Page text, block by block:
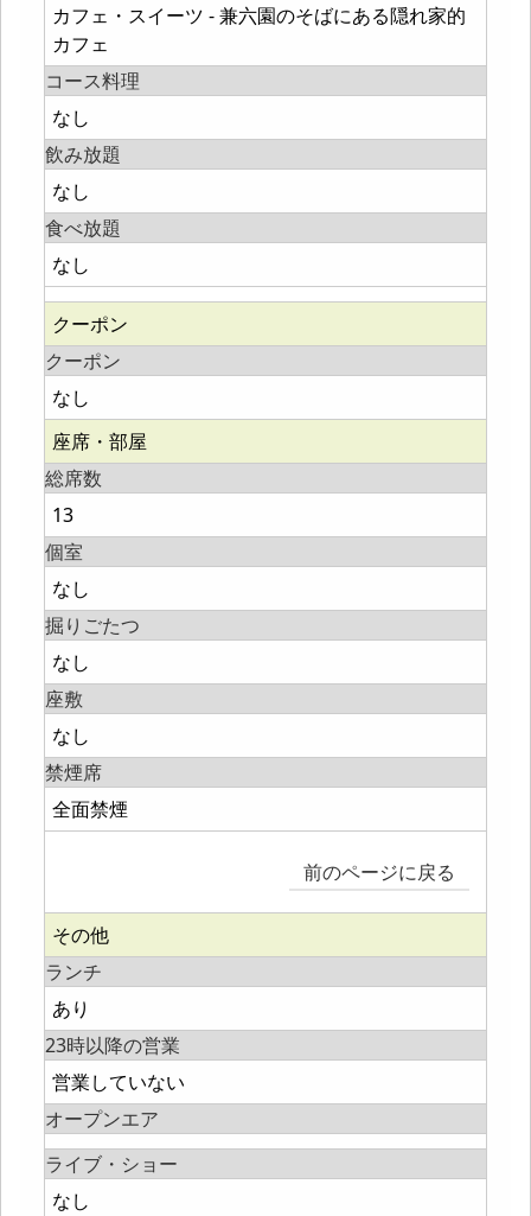
カフェ・スイーツ - 兼六園のそばにある隠れ家的
カフェ
コース料理
なし
飲み放題
なし
食べ放題
なし
クーポン
クーポン
なし
座席・部屋
総席数
13
個室
なし
掘りごたつ
なし
座敷
なし
禁煙席
全面禁煙
前のページに戻る
その他
ランチ
あり
23時以降の営業
営業していない
オープンエア
ライブ・ショー
なし